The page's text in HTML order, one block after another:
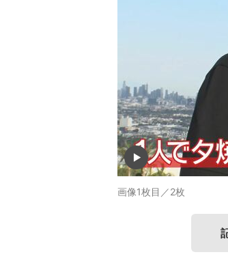
画像1枚目／2枚